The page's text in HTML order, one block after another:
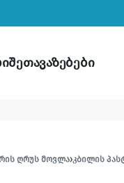
შეთავაზებები
ᲦᲠᲣᲡ ᲛᲝᲕᲚᲐ›ᲙᲑᲘᲚᲘᲡ